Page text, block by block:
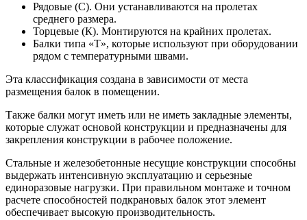
Рядовые (С). Они устанавливаются на пролетах
среднего размера.
Торцевые (К). Монтируются на крайних пролетах.
Балки типа «Т», которые используют при оборудовании
рядом с температурными швами.
Эта классификация создана в зависимости от места
размещения балок в помещении.
Также балки могут иметь или не иметь закладные элементы,
которые служат основой конструкции и предназначены для
закрепления конструкции в рабочее положение.
Стальные и железобетонные несущие конструкции способны
выдержать интенсивную эксплуатацию и серьезные
единоразовые нагрузки. При правильном монтаже и точном
расчете способностей подкрановых балок этот элемент
обеспечивает высокую производительность.